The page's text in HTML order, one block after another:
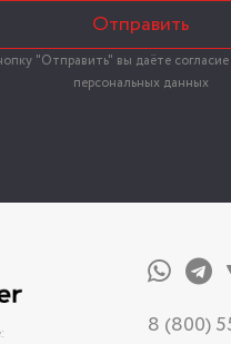
Отправить
"Отправить" вы даёте
персональных данных
8 (800)